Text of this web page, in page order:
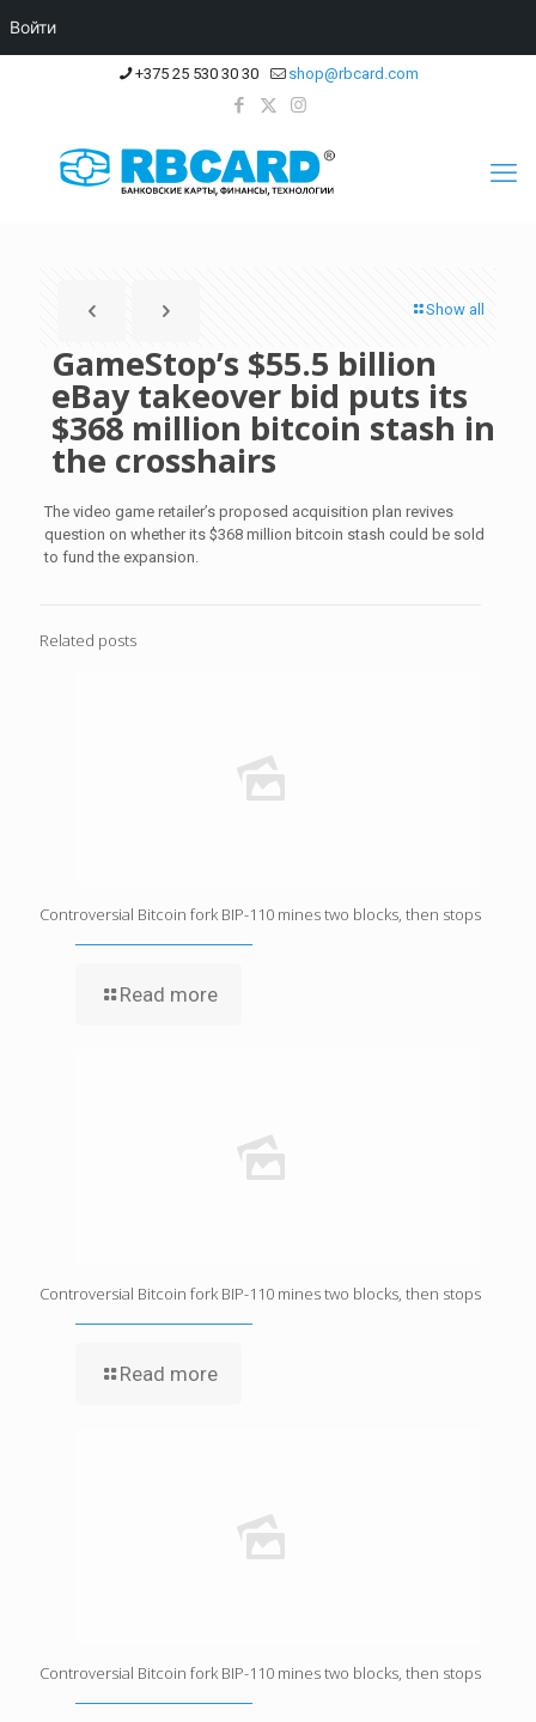
+375 25 530 30 30 shop@rbcard.com
Show all
GameStop’s $55.5 billion
eBay takeover bid puts its
$368 million bitcoin stash in
the crosshairs
The video game retailer’s proposed acquisition plan revives
question on whether its $368 million bitcoin stash could be sold
to fund the expansion.
Related posts
Controversial Bitcoin fork BIP-110 mines two blocks, then stops
Read more
Controversial Bitcoin fork BIP-110 mines two blocks, then stops
Read more
Controversial Bitcoin fork BIP-110 mines two blocks, then stops
Войти